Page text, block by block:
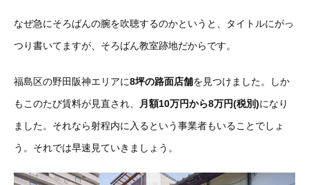
なぜ急にそろばんの腕を吹聴するのかというと、タイトルにがっ
つり書いてますが、そろばん教室跡地だからです。
福島区の野田阪神エリアに8坪の路面店舗を見つけました。しか
もこのたび賃料が見直され、
月額10万円から8万円(税別)になり
ました。それなら射程内に入るという事業者もいることでしょ
う。それでは早速見ていきましょう。